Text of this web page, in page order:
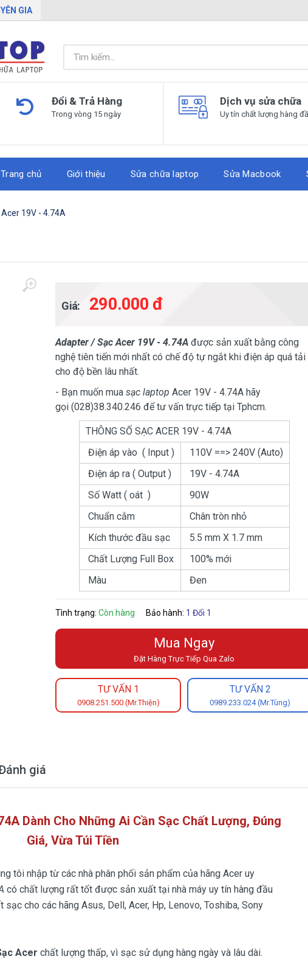
GIA
Đổi & Trả Hàng
Trong vòng 15 ngày
Dịch vụ sửa chữa
Uy tín chất lượng hàng
Trang chủ Giới thiệu Sửa chữa laptop Sửa Macbook
19V - 4.74A
Giá: 290.000 đ
Adapter / Sạc Acer 19V - 4.74Ađược sản xuất bằng công
nghệ tiên tiến mới nhất có chế độ tự ngắt khi điện áp quá tải
cho độ bền lâu nhất.
- Bạn muốn muasạc laptopAcer 19V - 4.74A hãy
gọi (028)38.340.246 để tư vấn trực tiếp tại Tphcm.
THÔNG SỐ SẠC ACER 19V - 4.74A
Điện áp vào ( Input )
110V ==> 240V (Auto)
Điện áp ra ( Output )
19V - 4.74A
Số Watt ( oát )
90W
Chuẩn cắm
Chân tròn nhỏ
Kích thước đầu sạc
5.5 mm X 1.7 mm
Chất Lượng Full Box
100% mới
Màu
Đen
Tình trạng:Còn hàng Bảo hành: 1 Đổi 1
Mua Ngay
Đặt Hàng Trực Tiếp Qua Zalo
TƯ VẤN 1
0908.251.500 (Mr.Thiện)
TƯ VẤN 2
0989.233.024 (Mr.Tùng)
giá
Dành Cho Những Ai Cần Sạc Chất Lượng, Đúng
Giá, Vừa Túi Tiền
tôi nhập từ các nhà phân phối sản phẩm của hãng Acer uy
có chất lượng rất tốt được sản xuất tại nhà máy uy tín hàng đầu
cho các hãng Asus, Dell, Acer, Hp, Lenovo, Toshiba, Sony
Acer chất lượng thấp, vì sạc sử dụng hàng ngày và lâu dài.